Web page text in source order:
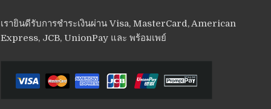
เรายินดีรับการชำระเงินผ่าน Visa, MasterCard, American
Express, JCB, UnionPay และ พร้อมเพย์